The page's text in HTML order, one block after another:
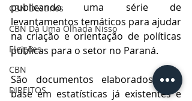
CBN Destinos
CBN Dá Uma Olhada Nisso
Eleições
CBN
DIREITOS
publicando uma série de
levantamentos temáticos para ajudar
na criação e orientação de políticas
públicas para o setor no Paraná.
São documentos elaborados com
base em estatísticas já existentes e